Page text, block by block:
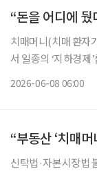
“돈을 어디에
치매머니(치매 환자
서 일종의 ‘지하경제
2026-06-08 06:00
신탁법·자본시장법